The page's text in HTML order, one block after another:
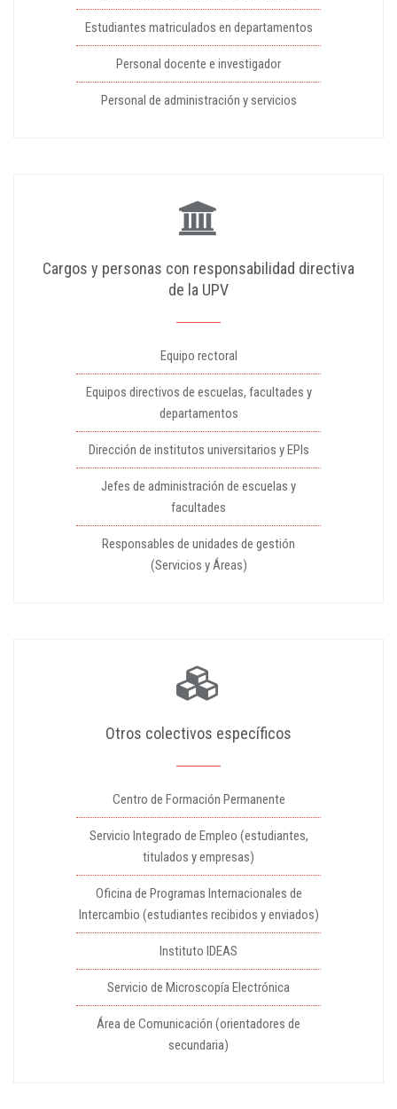
Estudiantes matriculados en departamentos
Personal docente e investigador
Personal de administración y servicios
Cargos y personas con responsabilidad directiva
de la UPV
Equipo rectoral
Equipos directivos de escuelas, facultades y
departamentos
Dirección de institutos universitarios y EPIs
Jefes de administración de escuelas y
facultades
Responsables de unidades de gestión
(Servicios y Áreas)
Otros colectivos específicos
Centro de Formación Permanente
Servicio Integrado de Empleo (estudiantes,
titulados y empresas)
Oficina de Programas Internacionales de
Intercambio (estudiantes recibidos y enviados)
Instituto IDEAS
Servicio de Microscopía Electrónica
Área de Comunicación (orientadores de
secundaria)